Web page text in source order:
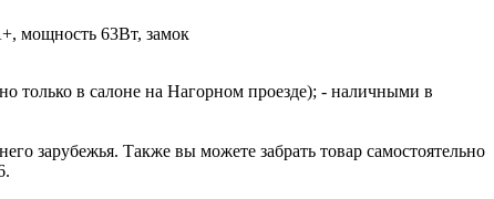
мощность 63Вт, замок
только в салоне на Нагорном проезде); - наличными в
зарубежья. Также вы можете забрать товар самостоятельно